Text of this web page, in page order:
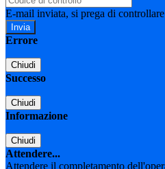
E-mail inviata, si prega di
Errore
Chiudi
Successo
Chiudi
Informazione
Chiudi
Attendere...
Attendere il completamento